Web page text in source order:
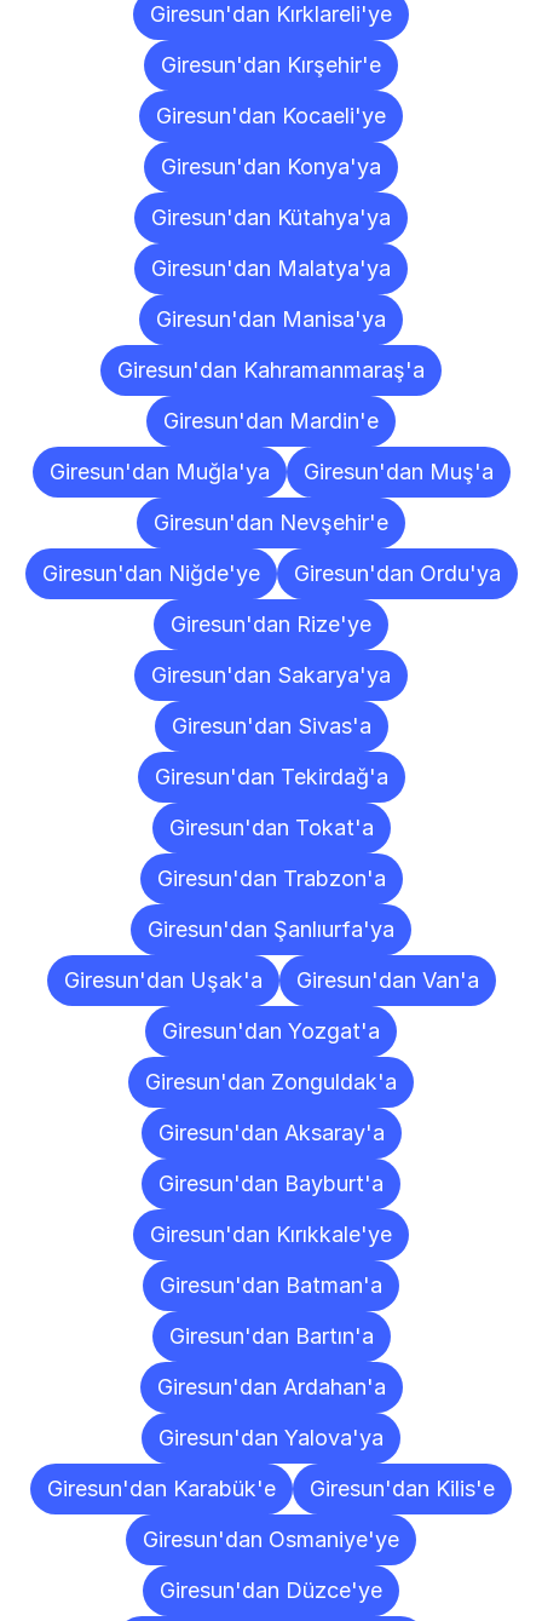
Giresun'dan Kırklareli'ye
Giresun'dan Kırşehir'e
Giresun'dan Kocaeli'ye
Giresun'dan Konya'ya
Giresun'dan Kütahya'ya
Giresun'dan Malatya'ya
Giresun'dan Manisa'ya
Giresun'dan Kahramanmaraş'a
Giresun'dan Mardin'e
Giresun'dan Muğla'ya
Giresun'dan Muş'a
Giresun'dan Nevşehir'e
Giresun'dan Niğde'ye
Giresun'dan Ordu'ya
Giresun'dan Rize'ye
Giresun'dan Sakarya'ya
Giresun'dan Sivas'a
Giresun'dan Tekirdağ'a
Giresun'dan Tokat'a
Giresun'dan Trabzon'a
Giresun'dan Şanlıurfa'ya
Giresun'dan Uşak'a
Giresun'dan Van'a
Giresun'dan Yozgat'a
Giresun'dan Zonguldak'a
Giresun'dan Aksaray'a
Giresun'dan Bayburt'a
Giresun'dan Kırıkkale'ye
Giresun'dan Batman'a
Giresun'dan Bartın'a
Giresun'dan Ardahan'a
Giresun'dan Yalova'ya
Giresun'dan Karabük'e
Giresun'dan Kilis'e
Giresun'dan Osmaniye'ye
Giresun'dan Düzce'ye